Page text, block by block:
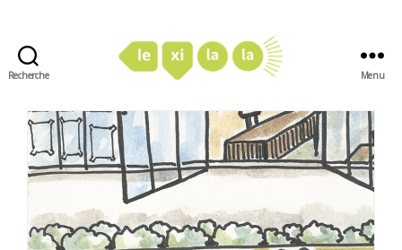
Recherche Menu